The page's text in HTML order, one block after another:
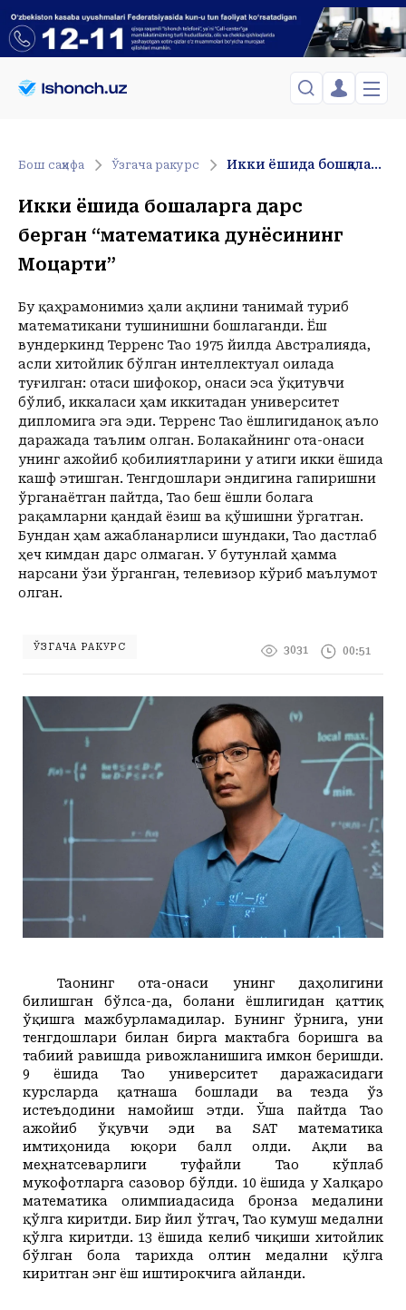
ЎЗБЕКИСТОН
Спорт
Жамият
Иқтисод
ХОРИЖ
Иқтисод
Сиёсат
ЎЗГАЧА РАКУРС
МЕҲНАТ ҲУҚУҚИ
ҲОДИСА
ИНТЕРВЬЮ
Маданият ва маърифат
КУТУБХОНА
Адабиёт
Илмий ишлар
Мақолалар
Касаба фаоллари учун қўлланмалар
БОШҚАЛАР
Суратлар сўзлаганда...
Колумнистлар
АРХИВ
Toshkent
Shahar
+36 c
Hozir
+36C
16:00
+36C
17:00
+36C
18:00
+35 C
19:00
+33C
20:00
+31
Ўз
Telefon raqamingizni kiritng
Tasdiqlash kodini SMS orqali yuboramiz
Кириш
Менинг саҳифам
СақланганларToshkent Shahar
C
Hozir
+36C
16:00
+36C
17:00
+36C
18:00
+35 C
19:00
+33 C
20:00
+31C
21:00
+29 C
22:00
+28C+26
Yakshanba, 09 +36 +20
Dushanba, 10 +38 +20
Seshanba, 11 +38 +20
Chorshanba, 12 +39 +20
Payshanba, 13 +39
Juma, 14 +39 +20
Shanba, 15 +40 +20
Yakshanba, 16 +40 +20
Бош саҳифа Ўзгача ракурс Икки ёшида бошқаларга дарс берган “математика дунёсининг Моцарти”
Икки ёшида бошқаларга дарс
берган “математика дунёсининг
Моцарти”
Бу қаҳрамонимиз ҳали ақлини танимай туриб
математикани тушинишни бошлаганди. Ёш
вундеркинд Терренc Тао 1975 йилда Австралияда,
асли хитойлик бўлган интеллектуал оилада
туғилган: отаси шифокор, онаси эса ўқитувчи
бўлиб, иккаласи ҳам иккитадан университет
дипломига эга эди. Терренc Тао ёшлигиданоқ аъло
даражада таълим олган. Болакайнинг ота-онаси
унинг ажойиб қобилиятларини у атиги икки ёшида
кашф этишган. Тенгдошлари эндигина гапиришни
ўрганаётган пайтда, Тао беш ёшли болага
рақамларни қандай ёзиш ва қўшишни ўргатган.
Бундан ҳам ажабланарлиси шундаки, Тао дастлаб
ҳеч кимдан дарс олмаган. У бутунлай ҳамма
нарсани ўзи ўрганган, телевизор кўриб маълумот
олган.
ЎЗГАЧА РАКУРС 3031 00:51
Таонинг ота-онаси унинг даҳолигини
билишган бўлса-да, болани ёшлигидан қаттиқ
ўқишга мажбурламадилар. Бунинг ўрнига, уни
тенгдошлари билан бирга мактабга боришга ва
табиий равишда ривожланишига имкон беришди.
9 ёшида Тао университет даражасидаги
курсларда қатнаша бошлади ва тезда ўз
истеъдодини намойиш этди. Ўша пайтда Тао
ажойиб ўқувчи эди ва SAT математика
имтиҳонида юқори балл олди. Ақли ва
меҳнатсеварлиги туфайли Тао кўплаб
мукофотларга сазовор бўлди. 10 ёшида у Халқаро
математика олимпиадасида бронза медалини
қўлга киритди. Бир йил ўтгач, Тао кумуш медални
қўлга киритди. 13 ёшида келиб чиқишихитойлик
бўлган бола тарихда олтин медални қўлга
киритган энг ёш иштирокчига айланди.